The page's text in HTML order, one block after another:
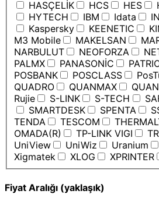
HASÇELİK
HCS HES
HYTECH
IBM Idata
Kaspersky
KEENETIC
M3 Mobile
MAKELSAN
NARBULUT
NEOFORZA
PALMX
PANASONİC
POSBANK
POSCLASS
QUADRO
QUANMAX
Rujie
S-LINK S-TECH
SMARTDESK
SPENTA
TENDA
TESCOM
OMADA(R)
TP-LINK VIGI
UniView
UniWiz Uranium
Xigmatek
XLOG XPRINTER
Fiyat Aralığı (yaklaşık)